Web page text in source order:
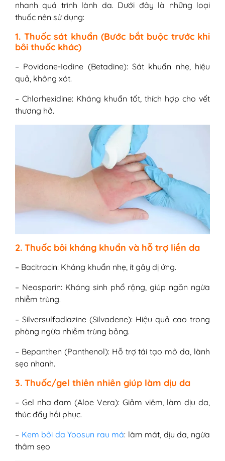
nhanh quá trình lành da. Dưới đây là những loại
thuốc nên sử dụng:
1. Thuốc sát khuẩn (Bước bắt buộc trước khi
bôi thuốc khác)
– Povidone-Iodine (Betadine): Sát khuẩn nhẹ, hiệu
quả, không xót.
– Chlorhexidine: Kháng khuẩn tốt, thích hợp cho vết
thương hở.
2. Thuốc bôi kháng khuẩn và hỗ trợ liền da
– Bacitracin: Kháng khuẩn nhẹ, ít gây dị ứng.
– Neosporin: Kháng sinh phổ rộng, giúp ngăn ngừa
nhiễm trùng.
– Silversulfadiazine (Silvadene): Hiệu quả cao trong
phòng ngừa nhiễm trùng bỏng.
– Bepanthen (Panthenol): Hỗ trợ tái tạo mô da, lành
sẹo nhanh.
3. Thuốc/gel thiên nhiên giúp làm dịu da
– Gel nha đam (Aloe Vera): Giảm viêm, làm dịu da,
thúc đẩy hồi phục.
– Kem bôi da Yoosun rau má: làm mát, dịu da, ngừa
thâm sẹo